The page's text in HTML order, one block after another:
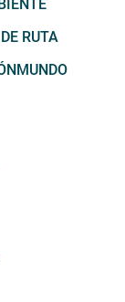
RUTA
MUNDO